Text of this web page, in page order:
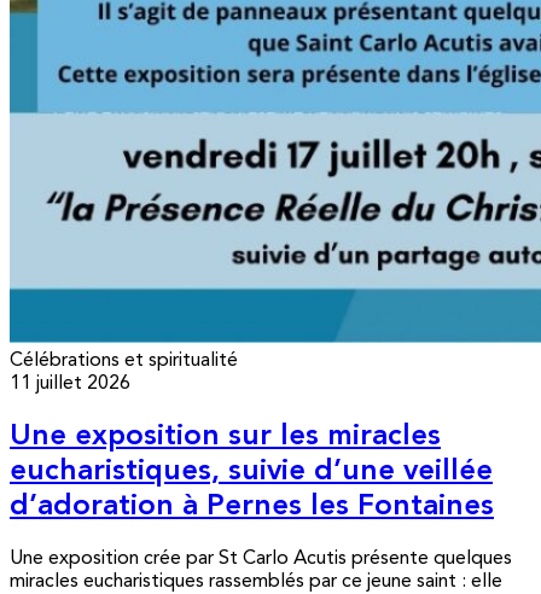
Célébrations et spiritualité
11 juillet 2026
Une exposition sur les miracles
eucharistiques, suivie d’une veillée
d’adoration à Pernes les Fontaines
Une exposition crée par St Carlo Acutis présente quelques
miracles eucharistiques rassemblés par ce jeune saint : elle